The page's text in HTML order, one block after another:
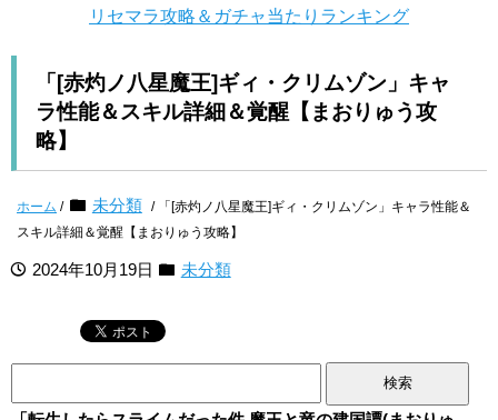
リセマラ攻略＆ガチャ当たりランキング
「[赤灼ノ八星魔王]ギィ・クリムゾン」キャ
ラ性能＆スキル詳細＆覚醒【まおりゅう攻
略】
ホーム / 未分類 / 「[赤灼ノ八星魔王]ギィ・クリムゾン」キャラ性能＆
スキル詳細＆覚醒【まおりゅう攻略】
2024年10月19日 未分類